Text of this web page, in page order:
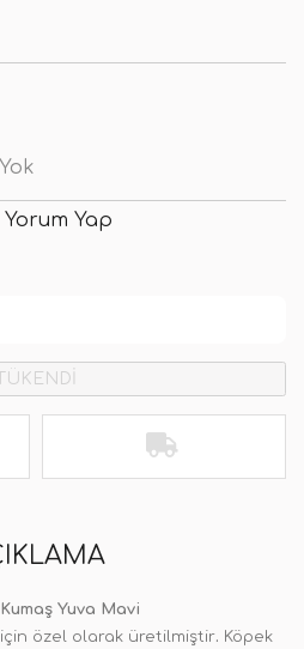
Yorum Yap
TÜKENDİ
Yuva Mavi
özel olarak üretilmiştir. Köpek